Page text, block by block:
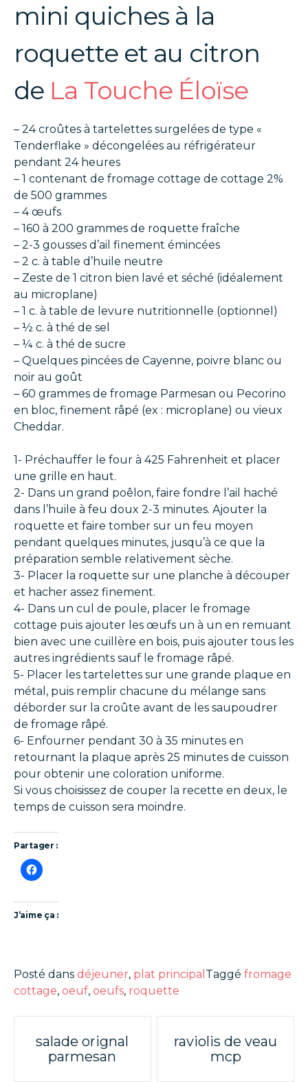
mini quiches à la
roquette et au citron
de La Touche Éloïse
– 24 croûtes à tartelettes surgelées de type «
Tenderflake » décongelées au réfrigérateur
pendant 24 heures
– 1 contenant de fromage cottage de cottage 2%
de 500 grammes
– 4 œufs
– 160 à 200 grammes de roquette fraîche
– 2-3 gousses d’ail finement émincées
– 2 c. à table d’huile neutre
– Zeste de 1 citron bien lavé et séché (idéalement
au microplane)
– 1 c. à table de levure nutritionnelle (optionnel)
– ½ c. à thé de sel
– ¼ c. à thé de sucre
– Quelques pincées de Cayenne, poivre blanc ou
noir au goût
– 60 grammes de fromage Parmesan ou Pecorino
en bloc, finement râpé (ex : microplane) ou vieux
Cheddar.
1- Préchauffer le four à 425 Fahrenheit et placer
une grille en haut.
2- Dans un grand poêlon, faire fondre l’ail haché
dans l’huile à feu doux 2-3 minutes. Ajouter la
roquette et faire tomber sur un feu moyen
pendant quelques minutes, jusqu’à ce que la
préparation semble relativement sèche.
3- Placer la roquette sur une planche à découper
et hacher assez finement.
4- Dans un cul de poule, placer le fromage
cottage puis ajouter les œufs un à un en remuant
bien avec une cuillère en bois, puis ajouter tous les
autres ingrédients sauf le fromage râpé.
5- Placer les tartelettes sur une grande plaque en
métal, puis remplir chacune du mélange sans
déborder sur la croûte avant de les saupoudrer
de fromage râpé.
6- Enfourner pendant 30 à 35 minutes en
retournant la plaque après 25 minutes de cuisson
pour obtenir une coloration uniforme.
Si vous choisissez de couper la recette en deux, le
temps de cuisson sera moindre.
Partager :
J’aime ça :
Posté dans déjeuner, plat principal Taggé fromage
cottage, oeuf, oeufs, roquette
Poste
navigation
salade orignal
parmesan
raviolis de veau
mcp